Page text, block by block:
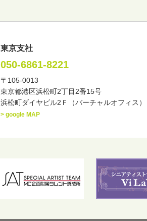
ィー
講談 モーションアクター
東京支社
050-6861-8221
〒105-0013
東京都港区浜松町2丁目2番15号
浜松町ダイヤビル2Ｆ（バーチャルオフィス）
> google MAP